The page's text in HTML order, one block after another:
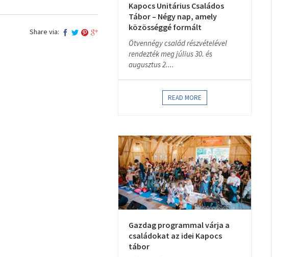
Share via:
Kapocs Unitárius Családos
Tábor – Négy nap, amely
közösséggé formált
Ötvennégy család részvételével
rendezték meg július 30. és
augusztus 2....
READ MORE
Gazdag programmal várja a
családokat az idei Kapocs
tábor